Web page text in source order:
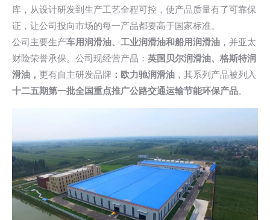
库，从设计研发到生产工艺全程可控，使产品质量有了可靠保
证，让公司投向市场的每一产品都要高于国家标准。
公司主要生产车用润滑油、工业润滑油和船用润滑油 ，并亚太
财险荣誉承保。公司现经营产品： 英国贝尔润滑油、格斯特润
滑油， 更有自主研发品牌 ：欧力驰润滑油 ，其系列产品被列入
十二五期第一批全国重点推广公路交通运输节能环保产品。